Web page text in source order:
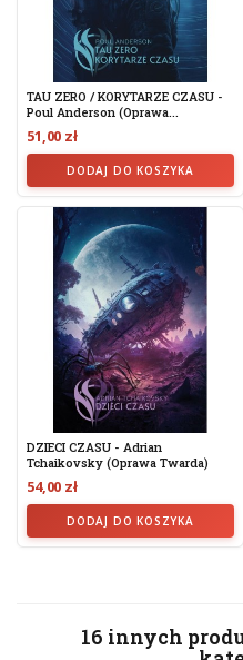
TAU ZERO / KORYTARZE CZASU -
Poul Anderson (oprawa...
51,00 zł
DODAJ DO KOSZYKA
DZIECI CZASU - Adrian
Tchaikovsky (Oprawa Twarda)
54,00 zł
DODAJ DO KOSZYKA
16 innych